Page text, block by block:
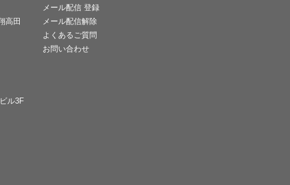
高田
ル3F
メール配信 登録
メール配信解除
よくあるご質問
お問い合わせ